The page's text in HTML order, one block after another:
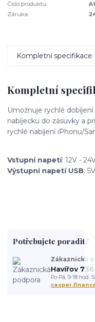
Číslo produktu:
Záruka:
Kompletní specifikace
Kompletní
Umožnuje rychlé
nabíjecku do zásuvky a
rychlé nabíjení iPhonu/
Vstupní napetí: 12V -
Výstupní napetí USB:
Potřebujete poradit?
Zákaznická
Havířov
Po-Pá, 9-18 hod.